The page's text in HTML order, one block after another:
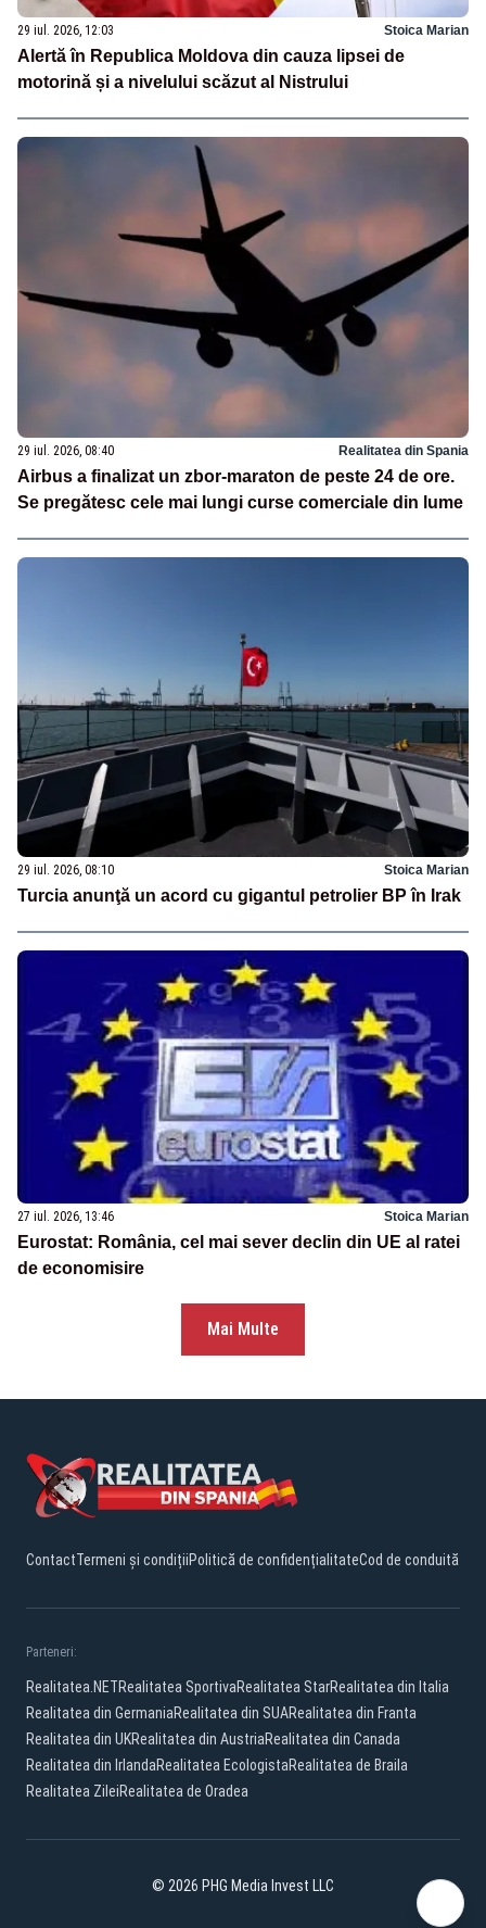
29 iul. 2026, 12:03 Stoica Marian
Alertă în Republica Moldova din cauza lipsei de
motorină și a nivelului scăzut al Nistrului
29 iul. 2026, 08:40 Realitatea din Spania
Airbus a finalizat un zbor-maraton de peste 24 de ore.
Se pregătesc cele mai lungi curse comerciale din lume
29 iul. 2026, 08:10 Stoica Marian
Turcia anunţă un acord cu gigantul petrolier BP în Irak
27 iul. 2026, 13:46 Stoica Marian
Eurostat: România, cel mai sever declin din UE al ratei
de economisire
Mai Multe
ContactTermeni și condițiiPolitică de confidențialitateCod de conduită
Parteneri:
Realitatea.NETRealitatea SportivaRealitatea StarRealitatea din Italia
Realitatea din GermaniaRealitatea din SUARealitatea din Franta
Realitatea din UKRealitatea din AustriaRealitatea din Canada
Realitatea din IrlandaRealitatea EcologistaRealitatea de Braila
Realitatea ZileiRealitatea de Oradea
© 2026 PHG Media Invest LLC